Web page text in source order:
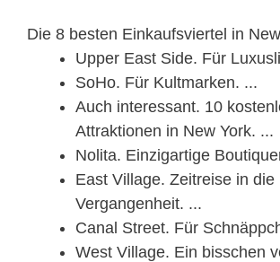
Die 8 besten Einkaufsviertel in
Upper East Side. Für
SoHo. Für Kultmarken. ...
Auch interessant. 10
Attraktionen in New York. ...
Nolita. Einzigartige
East Village. Zeitreise in die
Vergangenheit. ...
Canal Street. Für
West Village. Ein bisschen